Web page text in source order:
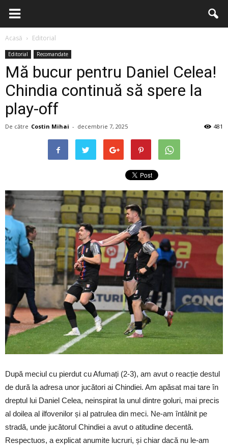
Acasă Editorial
Editorial Recomandate
Mă bucur pentru Daniel Celea!
Chindia continuă să spere la
play-off
De către Costin Mihai - decembrie 7, 2025 481
După meciul cu pierdut cu Afumați (2-3), am avut o reacție destul
de dură la adresa unor jucători ai Chindiei. Am apăsat mai tare în
dreptul lui Daniel Celea, neinspirat la unul dintre goluri, mai precis
al doilea al ilfovenilor și al patrulea din meci. Ne-am întâlnit pe
stradă, unde jucătorul Chindiei a avut o atitudine decentă.
Respectuos, a explicat anumite lucruri, și chiar dacă nu le-am